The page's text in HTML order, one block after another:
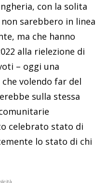
con la solita
sarebbero in linea
ma che hanno
alla rielezione di
– oggi una
volendo far del
sulla stessa
celebrato stato di
lo stato di chi